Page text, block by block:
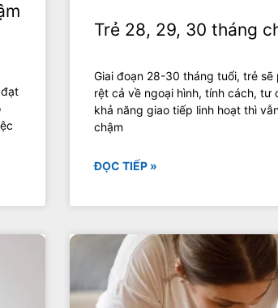
Trẻ 28, 29, 30 tháng
Giai đoạn 28-30 tháng tuổi, trẻ
rệt cả về ngoại hình, tính cách, tư
khả năng giao tiếp linh hoạt thì
chậm
ĐỌC TIẾP »